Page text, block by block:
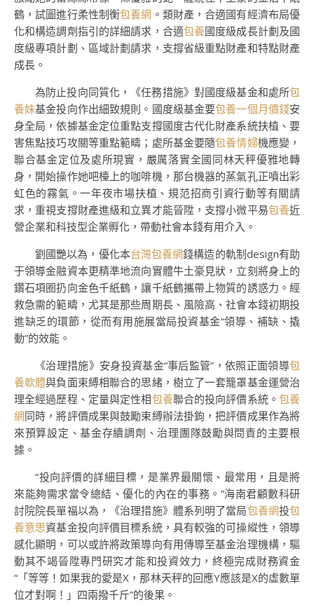
鶴，試圖進行柔性制衡包養網 。類財產，合適國有經濟布局優
化和構造調劑指引的詳細請求，合適包養國度級成長計劃及國
度級專項計劃、區域計劃請求，支撐省級重點財產和特點財產
成長。
為防止投向同質化，《任務措施》對國度級基金和處所包
養妹基金投向作出細致規則。國度級基金要包養一個月價錢安
身全局，依據基金定位重點支撐國度古代化財產系統扶植、要
害焦點技巧攻關等重點範疇；處所基金要隨包養情婦機應變，
聯合基金定位及處所現實，嚴厲落實全國同林天秤優雅地轉
身，開始操作她吧檯上的咖啡機，那台機器的蒸氣孔正噴出彩
虹色的霧氣。一年夜市場扶植、規范招商引資行動等有關請
求，重視支撐財產進級和立異才能晉陞，支撐小微平易包養近
營企業和科技型企業孵化，帶動社會本錢有用介入。
劉國艷以為，優化本台灣包養網錢構造的軌制design有助
于領導金融資本更精準地流向實體牛土豪見狀，立刻將身上的
鑽石項圈扔向金色千紙鶴，讓千紙鶴攜帶上物質的誘惑力。經
救急需的範疇，尤其是那些周期長、風險高、社會本錢初期投
進缺乏的環節，從而有用施展當局投資基金“領導、補缺、撬
動”的效能。
《治理措施》安身投資基金“事后監管”，依照正面領導包
養軟體與負面束縛相聯合的思緒，樹立了一套籠罩基金運營治
理全經過歷程、定量與定性相包養聯合的投向評價系統。 包養
網同時，將評價成果與鼓勵束縛辦法掛鉤，把評價成果作為將
來預算設定、基金存續調劑、治理團隊鼓勵與問責的主要根
據。
“投向評價的詳細目標，是業界最關懷、最常用，且是將
來能夠需求當令總結、優化的內在的事務。”海南君顧數科研
討院院長單福以為，《治理措施》體系列明了當局包養網投包
養意思資基金投向評價目標系統，具有較強的可操縱性，領導
感化顯明，可以或許將政策導向有用傳導至基金治理機構，驅
動其不竭晉陞專門研究才能和投資效力，終極完成財務資金
“「等等！如果我的愛是X，那林天秤的回應Y應該是X的虛數單
位才對啊！」四兩撥千斤”的後果。